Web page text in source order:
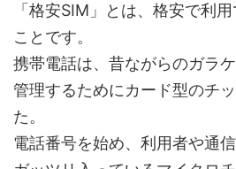
「格安SIM」とは、格安で利
ことです。
携帯電話は、昔ながらのガラ
管理するためにカード型のチ
た。
電話番号を始め、利用者や通